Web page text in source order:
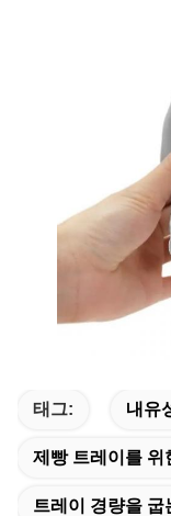
태그: 내유
제빵 트레이를 위
트레이 경량을 굽